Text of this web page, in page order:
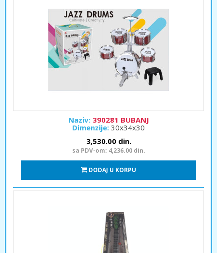
Naziv: 390281 BUBANJ
Dimenzije: 30x34x30
3,530.00 din.
sa PDV-om: 4,236.00 din.
DODAJ U KORPU